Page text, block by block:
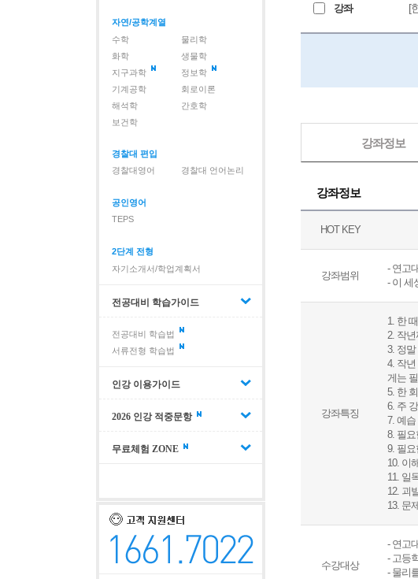
자연/공학계열
수학
물리학
화학
생물학
지구과학
정보학
기계공학
회로이론
해석학
간호학
보건학
경찰대 편입
경찰대영어
경찰대 언어논리
공인영어
TEPS
2단계 전형
자기소개서/학업계획서
전공대비 학습가이드
전공대비 학습법
서류전형 학습법
인강 이용가이드
2026 인강 적중문항
무료체험 ZONE
강좌 [
강좌정보
강좌정보
HOT KEY
강좌범위
- 연고
- 이 세
강좌특징
1. 한
2. 작
3. 정
4. 작
게는
5. 한
6. 주
7. 예
8. 필
9. 필
10. 이
11. 일
12. 괴
13. 문
수강대상
- 연고
- 고등
- 물리